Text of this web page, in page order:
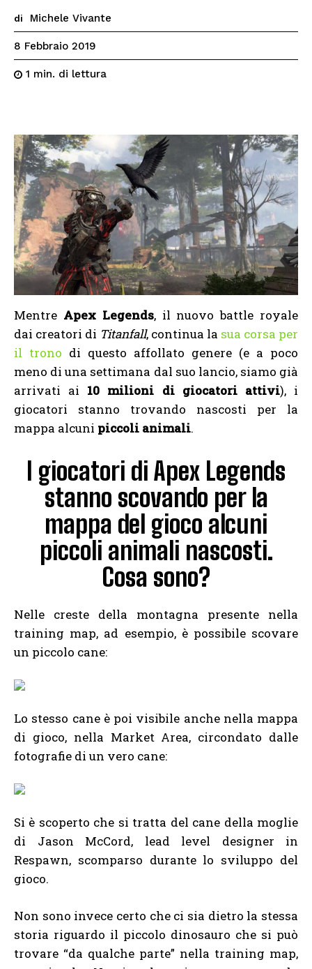
di Michele Vivante
8 Febbraio 2019
1 min. di lettura
Mentre Apex Legends, il nuovo battle royale
dai creatori di Titanfall, continua la sua corsa per
il trono di questo affollato genere (e a poco
meno di una settimana dal suo lancio, siamo già
arrivati ai 10 milioni di giocatori attivi), i
giocatori stanno trovando nascosti per la
mappa alcuni piccoli animali.
I giocatori di Apex Legends
stanno scovando per la
mappa del gioco alcuni
piccoli animali nascosti.
Cosa sono?
Nelle creste della montagna presente nella
training map, ad esempio, è possibile scovare
un piccolo cane:
Lo stesso cane è poi visibile anche nella mappa
di gioco, nella Market Area, circondato dalle
fotografie di un vero cane:
Si è scoperto che si tratta del cane della moglie
di Jason McCord, lead level designer in
Respawn, scomparso durante lo sviluppo del
gioco.
Non sono invece certo che ci sia dietro la stessa
storia riguardo il piccolo dinosauro che si può
trovare “da qualche parte” nella training map,